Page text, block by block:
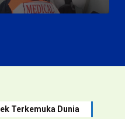
Terkemuka Dunia